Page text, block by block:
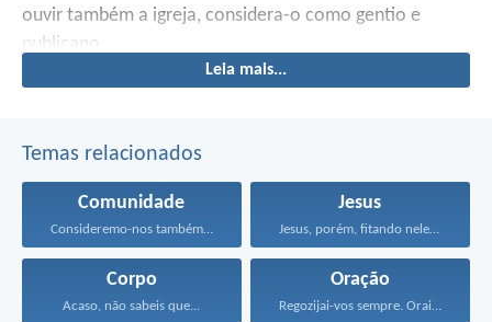
ouvir também a igreja, considera-o como gentio e
publicano.
Leia mais...
Temas relacionados
Comunidade
Consideremo-nos também uns aos...
Jesus
Jesus, porém, fitando neles...
Corpo
Acaso, não sabeis que...
Oração
Regozijai-vos sempre. Orai sem...